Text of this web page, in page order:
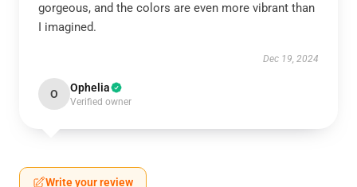
gorgeous, and the colors are even more vibrant than
I imagined.
Dec 19, 2024
O Ophelia
Verified owner
Write your review